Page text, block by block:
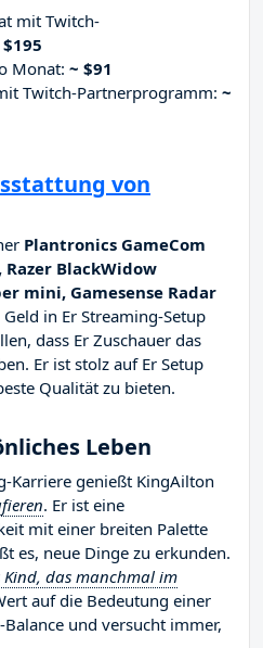
mit Twitch-
$195
Monat: ~ $91
Twitch-Partnerprogramm: ~
von
Plantronics GameCom
Razer BlackWidow
mini, Gamesense Radar
in Er Streaming-Setup
dass Er Zuschauer das
Er ist stolz auf Er Setup
Qualität zu bieten.
Leben
Karriere genießt KingAilton
. Er ist eine
mit einer breiten Palette
es, neue Dinge zu erkunden.
Kind, das manchmal im
auf die Bedeutung einer
und versucht immer,